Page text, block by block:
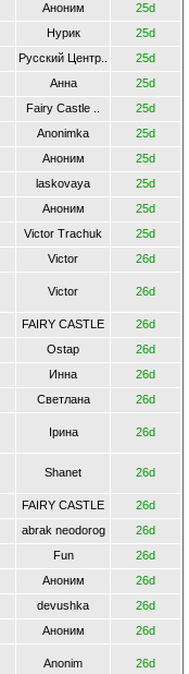
Аноним 25d
Нурик 25d
Русский Центр.. 25d
Анна 25d
Fairy Castle .. 25d
Anonimka 25d
Аноним 25d
laskovaya 25d
Аноним 25d
Victor Trachuk 25d
Victor 26d
Victor 26d
FAIRY CASTLE 26d
Ostap 26d
Инна 26d
Светлана 26d
Ірина 26d
Shanet 26d
FAIRY CASTLE 26d
abrak neodorog 26d
Fun 26d
Аноним 26d
devushka 26d
Аноним 26d
Anonim 26d